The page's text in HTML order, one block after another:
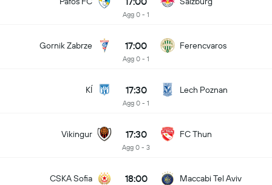
Agg 0 - 1
Gornik Zabrze 17:00
Agg 0 - 1
Ferencvaros
KÍ 17:30
Agg 0 - 1
Lech Poznan
Vikingur 17:30
Agg 0 - 3
FC Thun
CSKA Sofia 18:00 Maccabi Tel Aviv